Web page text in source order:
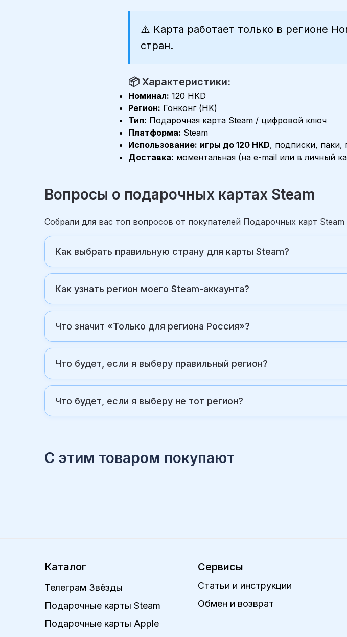
⚠️ Карта работает только в регионе
стран.
📦 Характеристики:
Номинал: 120 HKD
Регион: Гонконг (HK)
Тип: Подарочная карта Steam / цифровой ключ
Платформа: Steam
Использование: игры до 120 HKD, подписки, паки,
Доставка: моментальная (на e-mail или в личный
Вопросы о подарочных картах Steam
Собрали для вас топ вопросов от покупателей Подарочных карт Steam
Как выбрать правильную страну для карты Steam?
Как узнать регион моего Steam-аккаунта?
Что значит «Только для региона Россия»?
Что будет, если я выберу правильный регион?
Что будет, если я выберу не тот регион?
С этим товаром покупают
Каталог
Телеграм Звёзды
Подарочные карты Steam
Подарочные карты Apple
Сервисы
Статьи и инструкции
Обмен и возврат